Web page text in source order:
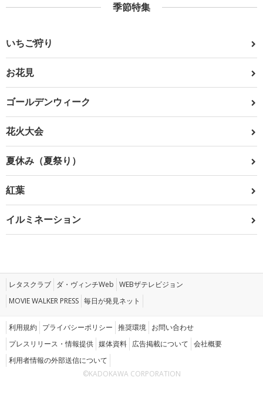
季節特集
いちご狩り
お花見
ゴールデンウィーク
花火大会
夏休み（夏祭り）
紅葉
イルミネーション
レタスクラブ ダ・ヴィンチWeb WEBザテレビジョン
MOVIE WALKER PRESS 毎日が発見ネット
利用規約 プライバシーポリシー 推奨環境 お問い合わせ
プレスリリース・情報提供 媒体資料 広告掲載について 会社概要
利用者情報の外部送信について
©KADOKAWA CORPORATION